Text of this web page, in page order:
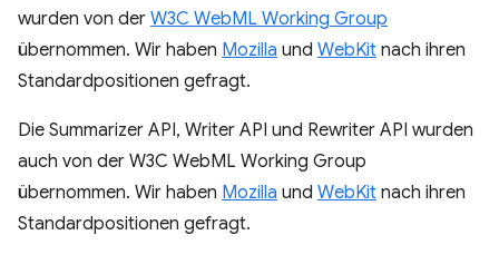
wurden von der W3C WebML Working Group
übernommen. Wir haben Mozilla und WebKit nach ihren
Standardpositionen gefragt.
Die Summarizer API, Writer API und Rewriter API wurden
auch von der W3C WebML Working Group
übernommen. Wir haben Mozilla und WebKit nach ihren
Standardpositionen gefragt.